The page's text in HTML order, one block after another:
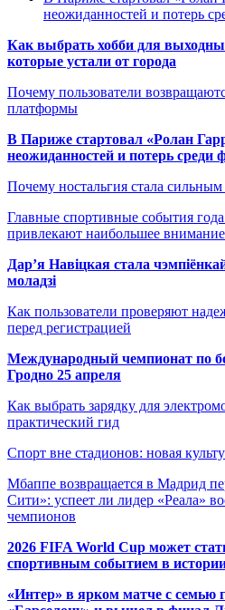
неожиданностей и потерь
Как выбрать хобби для
которые устали от города
Почему пользователи
платформы
В Париже стартовал «Ролан
неожиданностей и потерь среди
Почему ностальгия стала
Главные спортивные события
привлекают наибольшее
Дар’я Навіцкая стала
моладзі
Как пользователи проверяют
перед регистрацией
Международный чемпионат по
Гродно 25 апреля
Как выбрать зарядку для
практический гид
Спорт вне стадионов: новая
Мбаппе возвращается в Мадрид
Сити»: успеет ли лидер «Реала»
чемпионов
2026 FIFA World Cup может
спортивным событием в
«Интер» в ярком матче с семью